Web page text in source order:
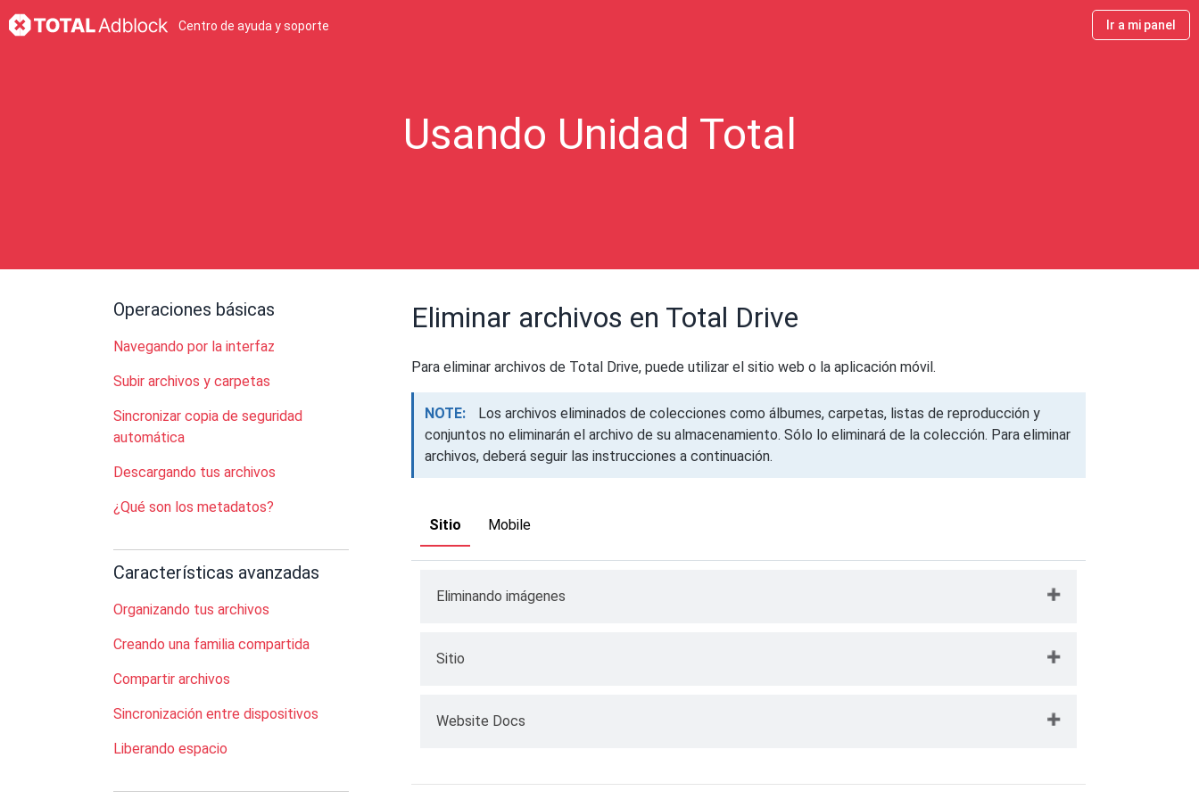
Centro de ayuda y soporte Ir a mi panel
Usando Unidad Total
Operaciones básicas
Navegando por la interfaz
Subir archivos y carpetas
Sincronizar copia de seguridad
automática
Descargando tus archivos
¿Qué son los metadatos?
Características avanzadas
Organizando tus archivos
Creando una familia compartida
Compartir archivos
Sincronización entre dispositivos
Liberando espacio
Eliminar archivos en Total Drive
Para eliminar archivos de Total Drive, puede utilizar el sitio web o la aplicación móvil.
NOTE:
Los archivos eliminados de colecciones como álbumes, carpetas, listas de reproducción y
conjuntos no eliminarán el archivo de su almacenamiento. Sólo lo eliminará de la colección. Para eliminar
archivos, deberá seguir las instrucciones a continuación.
Sitio Mobile
Eliminando imágenes
Haga clic enIcono de papelera
Sitio
Abrir el sitio web Total Drive
Website Docs